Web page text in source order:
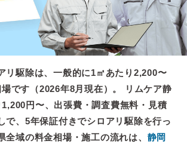
リ駆除は、一般的に1㎡あたり2,200〜
です（2026年8月現在）。 リムケア静
円〜、出張費・調査費無料・見積
で、5年保証付きでシロアリ駆除を行っ
全域の料金相場・施工の流れは、 静岡